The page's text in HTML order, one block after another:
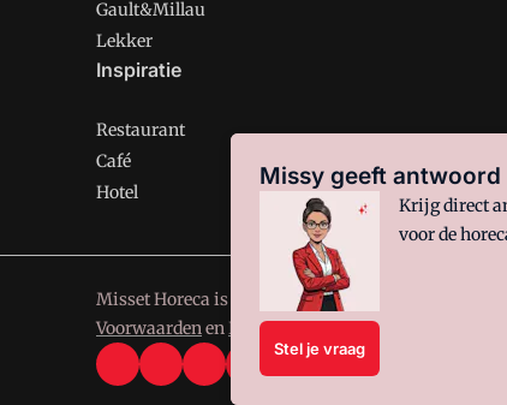
Gault&Millau
Lekker
Inspiratie
Restaurant
Café
Hotel
Misset Horeca is onderdeel van VMN media. Lees in
VoorwaardenenPrivacy en Cookie beleid
Missy geeft antwoord
Krijg direct
voor de
Stel je vraag